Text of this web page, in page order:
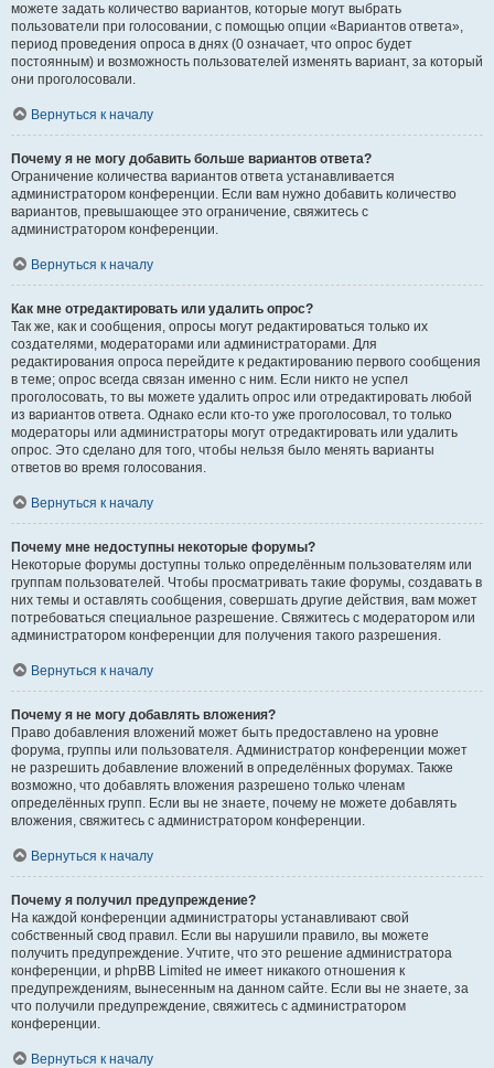
можете задать количество вариантов, которые могут выбрать
пользователи при голосовании, с помощью опции «Вариантов ответа»,
период проведения опроса в днях (0 означает, что опрос будет
постоянным) и возможность пользователей изменять вариант, за который
они проголосовали.
Вернуться к началу
Почему я не могу добавить больше вариантов ответа?
Ограничение количества вариантов ответа устанавливается
администратором конференции. Если вам нужно добавить количество
вариантов, превышающее это ограничение, свяжитесь с
администратором конференции.
Вернуться к началу
Как мне отредактировать или удалить опрос?
Так же, как и сообщения, опросы могут редактироваться только их
создателями, модераторами или администраторами. Для
редактирования опроса перейдите к редактированию первого сообщения
в теме; опрос всегда связан именно с ним. Если никто не успел
проголосовать, то вы можете удалить опрос или отредактировать любой
из вариантов ответа. Однако если кто-то уже проголосовал, то только
модераторы или администраторы могут отредактировать или удалить
опрос. Это сделано для того, чтобы нельзя было менять варианты
ответов во время голосования.
Вернуться к началу
Почему мне недоступны некоторые форумы?
Некоторые форумы доступны только определённым пользователям или
группам пользователей. Чтобы просматривать такие форумы, создавать в
них темы и оставлять сообщения, совершать другие действия, вам может
потребоваться специальное разрешение. Свяжитесь с модератором или
администратором конференции для получения такого разрешения.
Вернуться к началу
Почему я не могу добавлять вложения?
Право добавления вложений может быть предоставлено на уровне
форума, группы или пользователя. Администратор конференции может
не разрешить добавление вложений в определённых форумах. Также
возможно, что добавлять вложения разрешено только членам
определённых групп. Если вы не знаете, почему не можете добавлять
вложения, свяжитесь с администратором конференции.
Вернуться к началу
Почему я получил предупреждение?
На каждой конференции администраторы устанавливают свой
собственный свод правил. Если вы нарушили правило, вы можете
получить предупреждение. Учтите, что это решение администратора
конференции, и phpBB Limited не имеет никакого отношения к
предупреждениям, вынесенным на данном сайте. Если вы не знаете, за
что получили предупреждение, свяжитесь с администратором
конференции.
Вернуться к началу